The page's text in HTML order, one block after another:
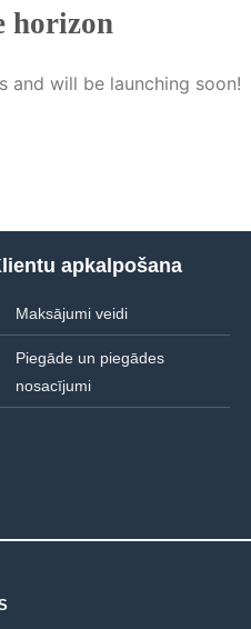
horizon
and will be launching soon!
apkalpošana
Maksājumi veidi
Piegāde un piegādes
nosacījumi